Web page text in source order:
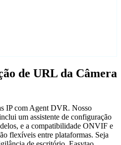
de URL da Câmera
IP com Agent DVR. Nosso
um assistente de configuração
e a compatibilidade ONVIF e
flexíveis entre plataformas. Seja